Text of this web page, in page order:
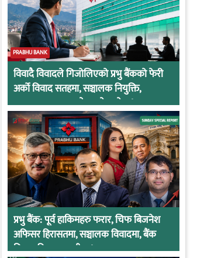
PRABHU BANK
विवादै विवादले गिजोलिएको प्रभु बैंकको फेरी
अर्को विवाद सतहमा, सञ्चालक नियुक्ति,
अनुसन्धान र सरुवाले तात्यो माहोल !
प्रभु बैंक: पूर्व हाकिमहरु फरार, चिफ बिजनेश
अफिसर हिरासतमा, सञ्चालक विवादमा, बैंक
नियामकीय कारवाहीमा !